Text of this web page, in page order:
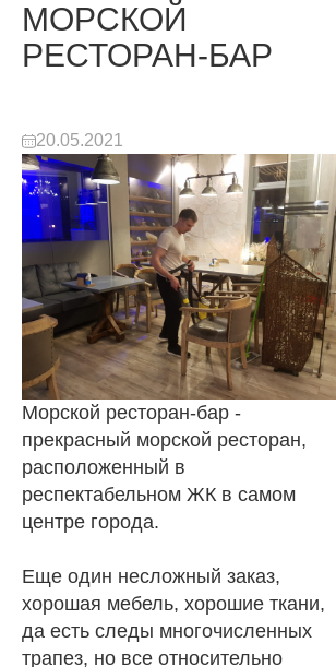
МОРСКОЙ
РЕСТОРАН-БАР
20.05.2021
Морской ресторан-бар -
прекрасный морской ресторан,
расположенный в
респектабельном ЖК в самом
центре города.
Еще один несложный заказ,
хорошая мебель, хорошие ткани,
да есть следы многочисленных
трапез, но все относительно